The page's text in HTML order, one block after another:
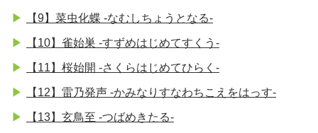
【9】菜虫化蝶 -なむしちょうとなる-
【10】雀始巣 -すずめはじめてすくう-
【11】桜始開 -さくらはじめてひらく-
【12】雷乃発声 -かみなりすなわちこえをはっす-
【13】玄鳥至 -つばめきたる-